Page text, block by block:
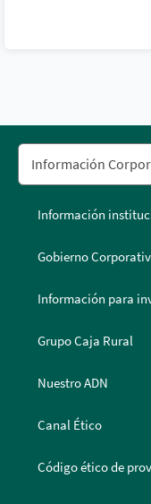
Información
Gobierno
Información para
Grupo Caja Rural
Nuestro ADN
Canal Ético
Código ético de